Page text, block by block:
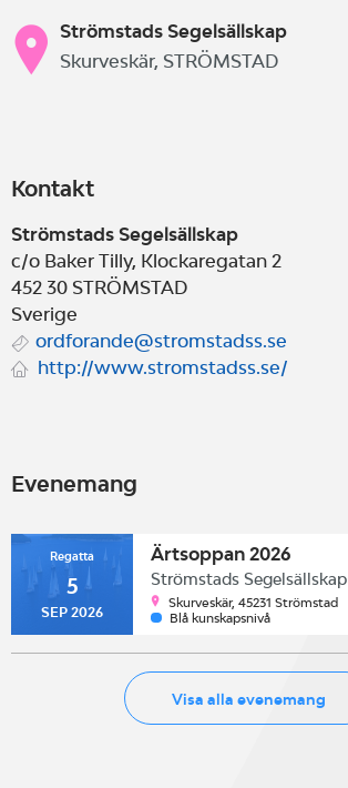
Strömstads Segelsällskap
Skurveskär, STRÖMSTAD
Kontakt
Strömstads Segelsällskap
c/o Baker Tilly, Klockaregatan 2
452 30 STRÖMSTAD
Sverige
ordforande@stromstadss.se
http://www.stromstadss.se/
Evenemang
Regatta
5
SEP 2026
Ärtsoppan 2026
Strömstads Segelsällskap
Skurveskär, 45231 Strömstad
Blå kunskapsnivå
Visa alla evenemang